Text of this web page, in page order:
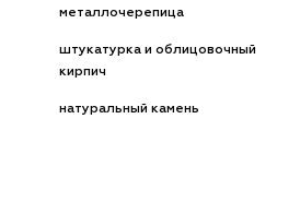
металлочерепица
штукатурка и облицовочный
кирпич
натуральный камень